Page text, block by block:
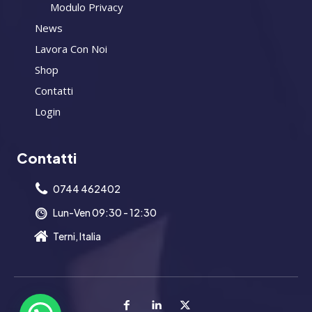
Modulo Privacy
News
Lavora Con Noi
Shop
Contatti
Login
Contatti
0744 462402
Lun-Ven 09:30 - 12:30
Terni, Italia